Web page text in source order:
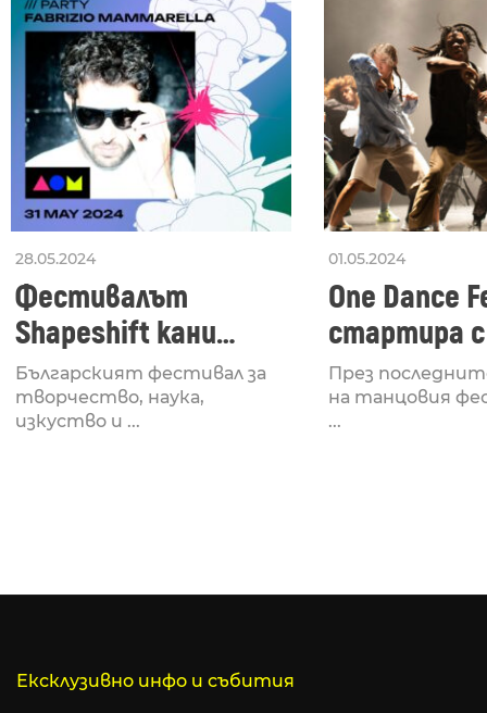
28.05.2024
Фестивалът
Shapeshift кани
Fabrizio Mammarella
за откриването си
Българският фестивал за
творчество, наука,
изкуство и ...
01.05.2024
One Dance
стартира
Lucid,
рейв
През
на танцовия
...
Ексклузивно инфо и събития